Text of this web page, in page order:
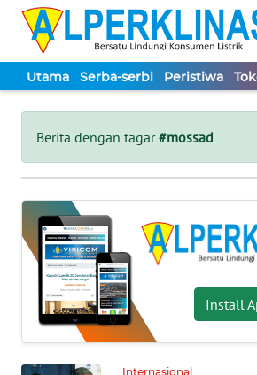
Utama Serba-serbi Peristiwa
Berita dengan tagar#mossad
Install
Internasional
Tutup
UTAMA
SERBA-
SERBI
PERISTIWA
TOKOH